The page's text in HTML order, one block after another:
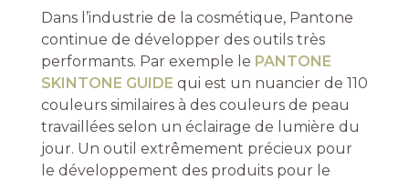
Dans l’industrie de la cosmétique, Pantone
continue de développer des outils très
performants. Par exemple le PANTONE
SKINTONE GUIDE qui est un nuancier de 110
couleurs similaires à des couleurs de peau
travaillées selon un éclairage de lumière du
jour. Un outil extrêmement précieux pour
le développement des produits pour le